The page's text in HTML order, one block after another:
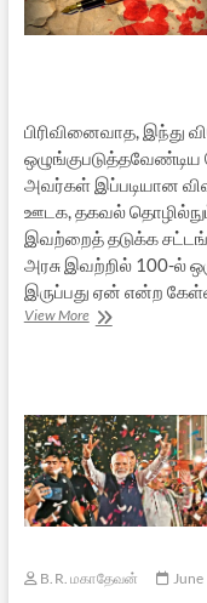
பிரிவினைவாத,
ஒழுங்குபடுத்தவேண்டிய
அவர்கள் இப்படியான
ஊடக, தகவல்
இவற்றைத் தடுக்க
அரசு இவற்றில் 100-ல்
இருப்பது ஏன் என்ற
View Moreஊடகமும்
B.R. மகாதேவன்